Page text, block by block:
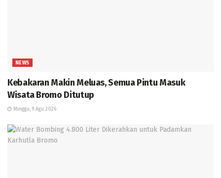
NEWS
Kebakaran Makin Meluas, Semua Pintu Masuk
Wisata Bromo Ditutup
Minggu, 9 Agu 2026